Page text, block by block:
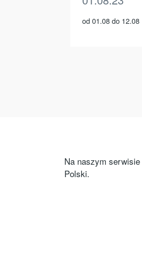
od 01.08 do 12.08
Na naszym
Polski.